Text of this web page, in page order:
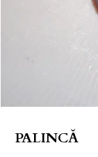
PALINCĂ